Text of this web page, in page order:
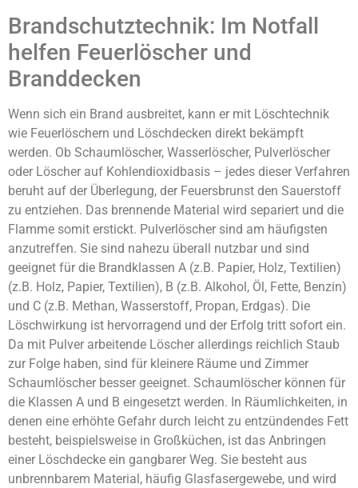
Brandschutztechnik: Im Notfall
helfen Feuerlöscher und
Branddecken
Wenn sich ein Brand ausbreitet, kann er mit Löschtechnik
wie Feuerlöschern und Löschdecken direkt bekämpft
werden. Ob Schaumlöscher, Wasserlöscher, Pulverlöscher
oder Löscher auf Kohlendioxidbasis – jedes dieser Verfahren
beruht auf der Überlegung, der Feuersbrunst den Sauerstoff
zu entziehen. Das brennende Material wird separiert und die
Flamme somit erstickt. Pulverlöscher sind am häufigsten
anzutreffen. Sie sind nahezu überall nutzbar und sind
geeignet für die Brandklassen A (z.B. Papier, Holz, Textilien)
(z.B. Holz, Papier, Textilien), B (z.B. Alkohol, Öl, Fette, Benzin)
und C (z.B. Methan, Wasserstoff, Propan, Erdgas). Die
Löschwirkung ist hervorragend und der Erfolg tritt sofort ein.
Da mit Pulver arbeitende Löscher allerdings reichlich Staub
zur Folge haben, sind für kleinere Räume und Zimmer
Schaumlöscher besser geeignet. Schaumlöscher können für
die Klassen A und B eingesetzt werden. In Räumlichkeiten, in
denen eine erhöhte Gefahr durch leicht zu entzündendes Fett
besteht, beispielsweise in Großküchen, ist das Anbringen
einer Löschdecke ein gangbarer Weg. Sie besteht aus
unbrennbarem Material, häufig Glasfasergewebe, und wird